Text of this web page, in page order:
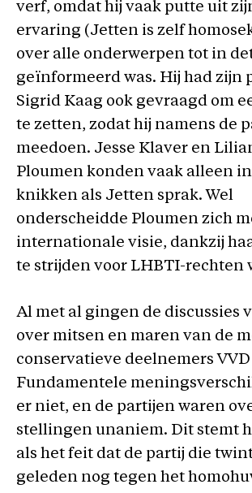
verf, omdat hij vaak putte uit
ervaring (Jetten is zelf
over alle onderwerpen tot in
geïnformeerd was. Hij had zijn
Sigrid Kaag ook gevraagd om
te zetten, zodat hij namens de
meedoen. Jesse Klaver en
Ploumen konden vaak alleen
knikken als Jetten sprak. Wel
onderscheidde Ploumen zich
internationale visie, dankzij
te strijden voor LHBTI-rechten
Al met al gingen de discussies
over mitsen en maren van de
conservatieve deelnemers VVD
Fundamentele
er niet, en de partijen waren
stellingen unaniem. Dit stemt
als het feit dat de partij die
geleden nog tegen het